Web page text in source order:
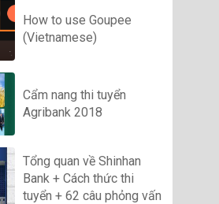
How to use Goupee
(Vietnamese)
Cẩm nang thi tuyển
Agribank 2018
Tổng quan về Shinhan
Bank + Cách thức thi
tuyển + 62 câu phỏng vấn